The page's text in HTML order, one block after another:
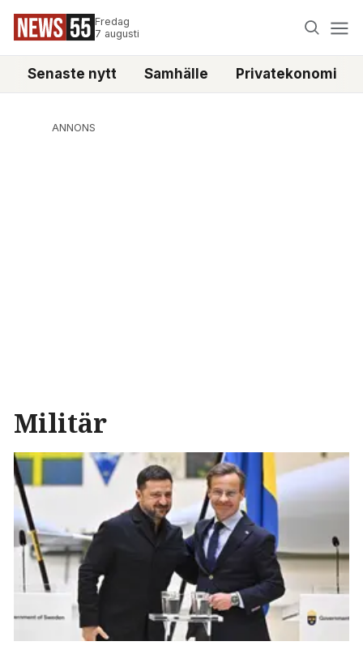
Fredag
7 augusti
Senaste nytt Samhälle Privatekonomi
ANNONS
Militär